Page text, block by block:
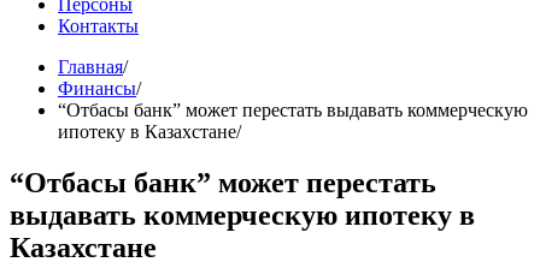
Персоны
Контакты
Главная
Финансы
“Отбасы банк” может перестать выдавать коммерческую
ипотеку в Казахстане
“Отбасы банк” может перестать
выдавать коммерческую ипотеку в
Казахстане